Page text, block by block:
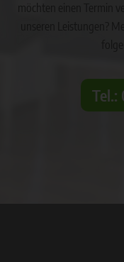
möchten einen Termin
unseren Leistungen?
Tel.: